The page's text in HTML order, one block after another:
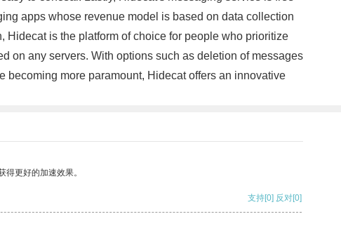
apps whose revenue model is based on data collection
is the platform of choice for people who prioritize
on any servers. With options such as deletion of messages
becoming more paramount, Hidecat offers an innovative
更好的加速效果。
支持[0] 反对[0]